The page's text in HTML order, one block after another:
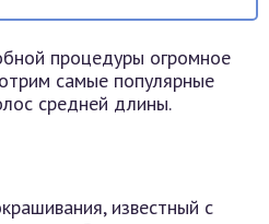
процедуры огромное
самые популярные
средней длины.
известный с